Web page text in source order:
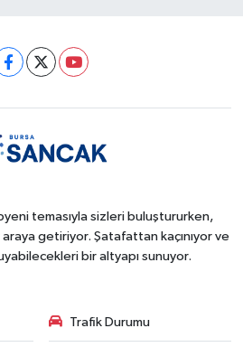
temasıyla sizleri buluştururken,
getiriyor. Şatafattan kaçınıyor ve
bir altyapı sunuyor.
Trafik Durumu